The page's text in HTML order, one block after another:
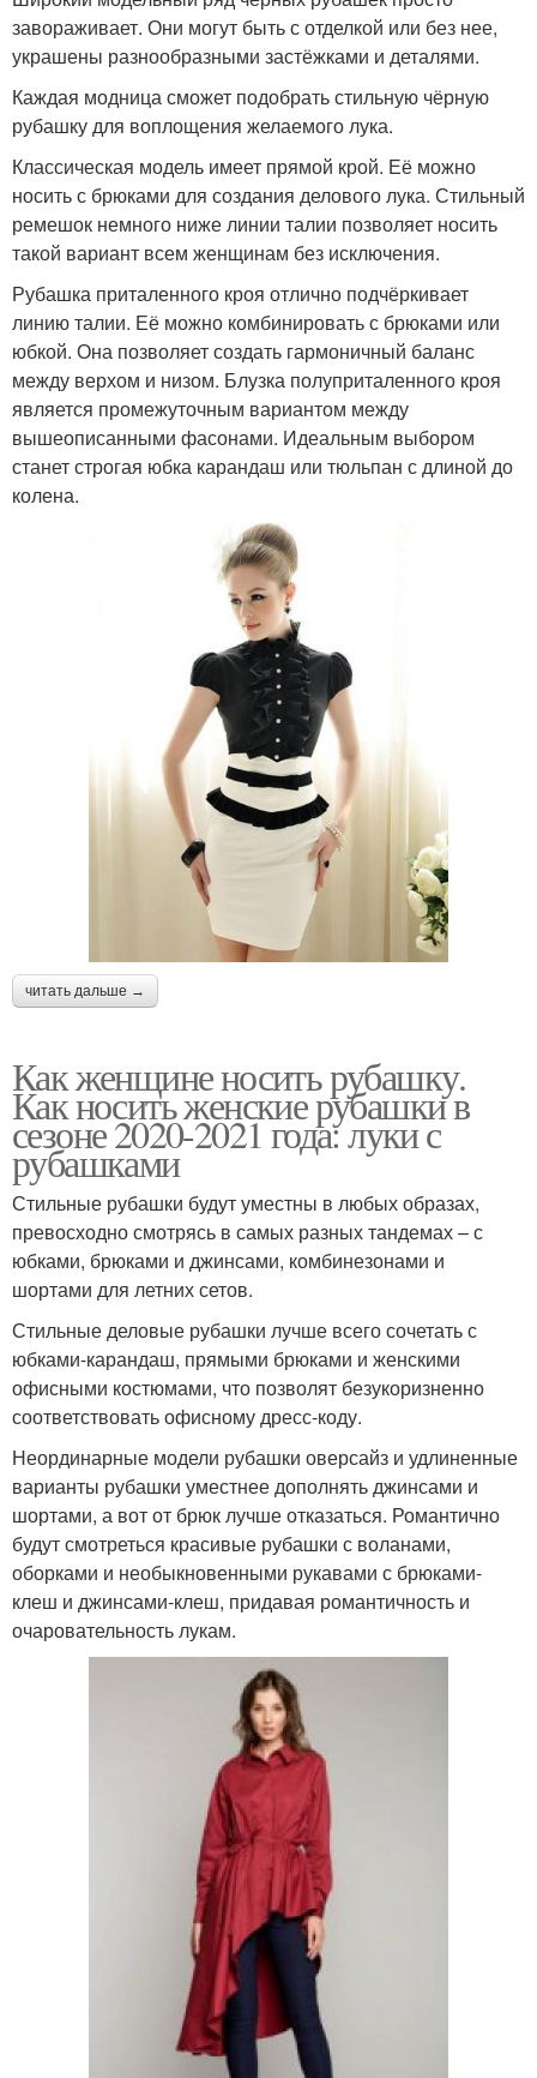
завораживает. Они могут быть с отделкой или без нее,
украшены разнообразными застёжками и деталями.
Каждая модница сможет подобрать стильную чёрную
рубашку для воплощения желаемого лука.
Классическая модель имеет прямой крой. Её можно
носить с брюками для создания делового лука. Стильный
ремешок немного ниже линии талии позволяет носить
такой вариант всем женщинам без исключения.
Рубашка приталенного кроя отлично подчёркивает
линию талии. Её можно комбинировать с брюками или
юбкой. Она позволяет создать гармоничный баланс
между верхом и низом. Блузка полуприталенного кроя
является промежуточным вариантом между
вышеописанными фасонами. Идеальным выбором
станет строгая юбка карандаш или тюльпан с длиной до
колена.
читать дальше →
Как женщине носить рубашку.
Как носить женские рубашки в
сезоне 2020-2021 года: луки с
рубашками
Стильные рубашки будут уместны в любых образах,
превосходно смотрясь в самых разных тандемах – с
юбками, брюками и джинсами, комбинезонами и
шортами для летних сетов.
Стильные деловые рубашки лучше всего сочетать с
юбками-карандаш, прямыми брюками и женскими
офисными костюмами, что позволят безукоризненно
соответствовать офисному дресс-коду.
Неординарные модели рубашки оверсайз и удлиненные
варианты рубашки уместнее дополнять джинсами и
шортами, а вот от брюк лучше отказаться. Романтично
будут смотреться красивые рубашки с воланами,
оборками и необыкновенными рукавами с брюками-
клеш и джинсами-клеш, придавая романтичность и
очаровательность лукам.